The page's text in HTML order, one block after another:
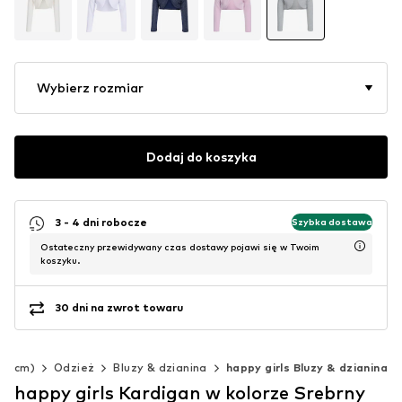
Wybierz rozmiar
Dodaj do koszyka
3 - 4 dni robocze Szybka dostawa
Ostateczny przewidywany czas dostawy pojawi się w Twoim
koszyku.
30 dni na zwrot towaru
cm) Odzież Bluzy & dzianina happy girls Bluzy & dzianina
happy girls Kardigan w kolorze Srebrny